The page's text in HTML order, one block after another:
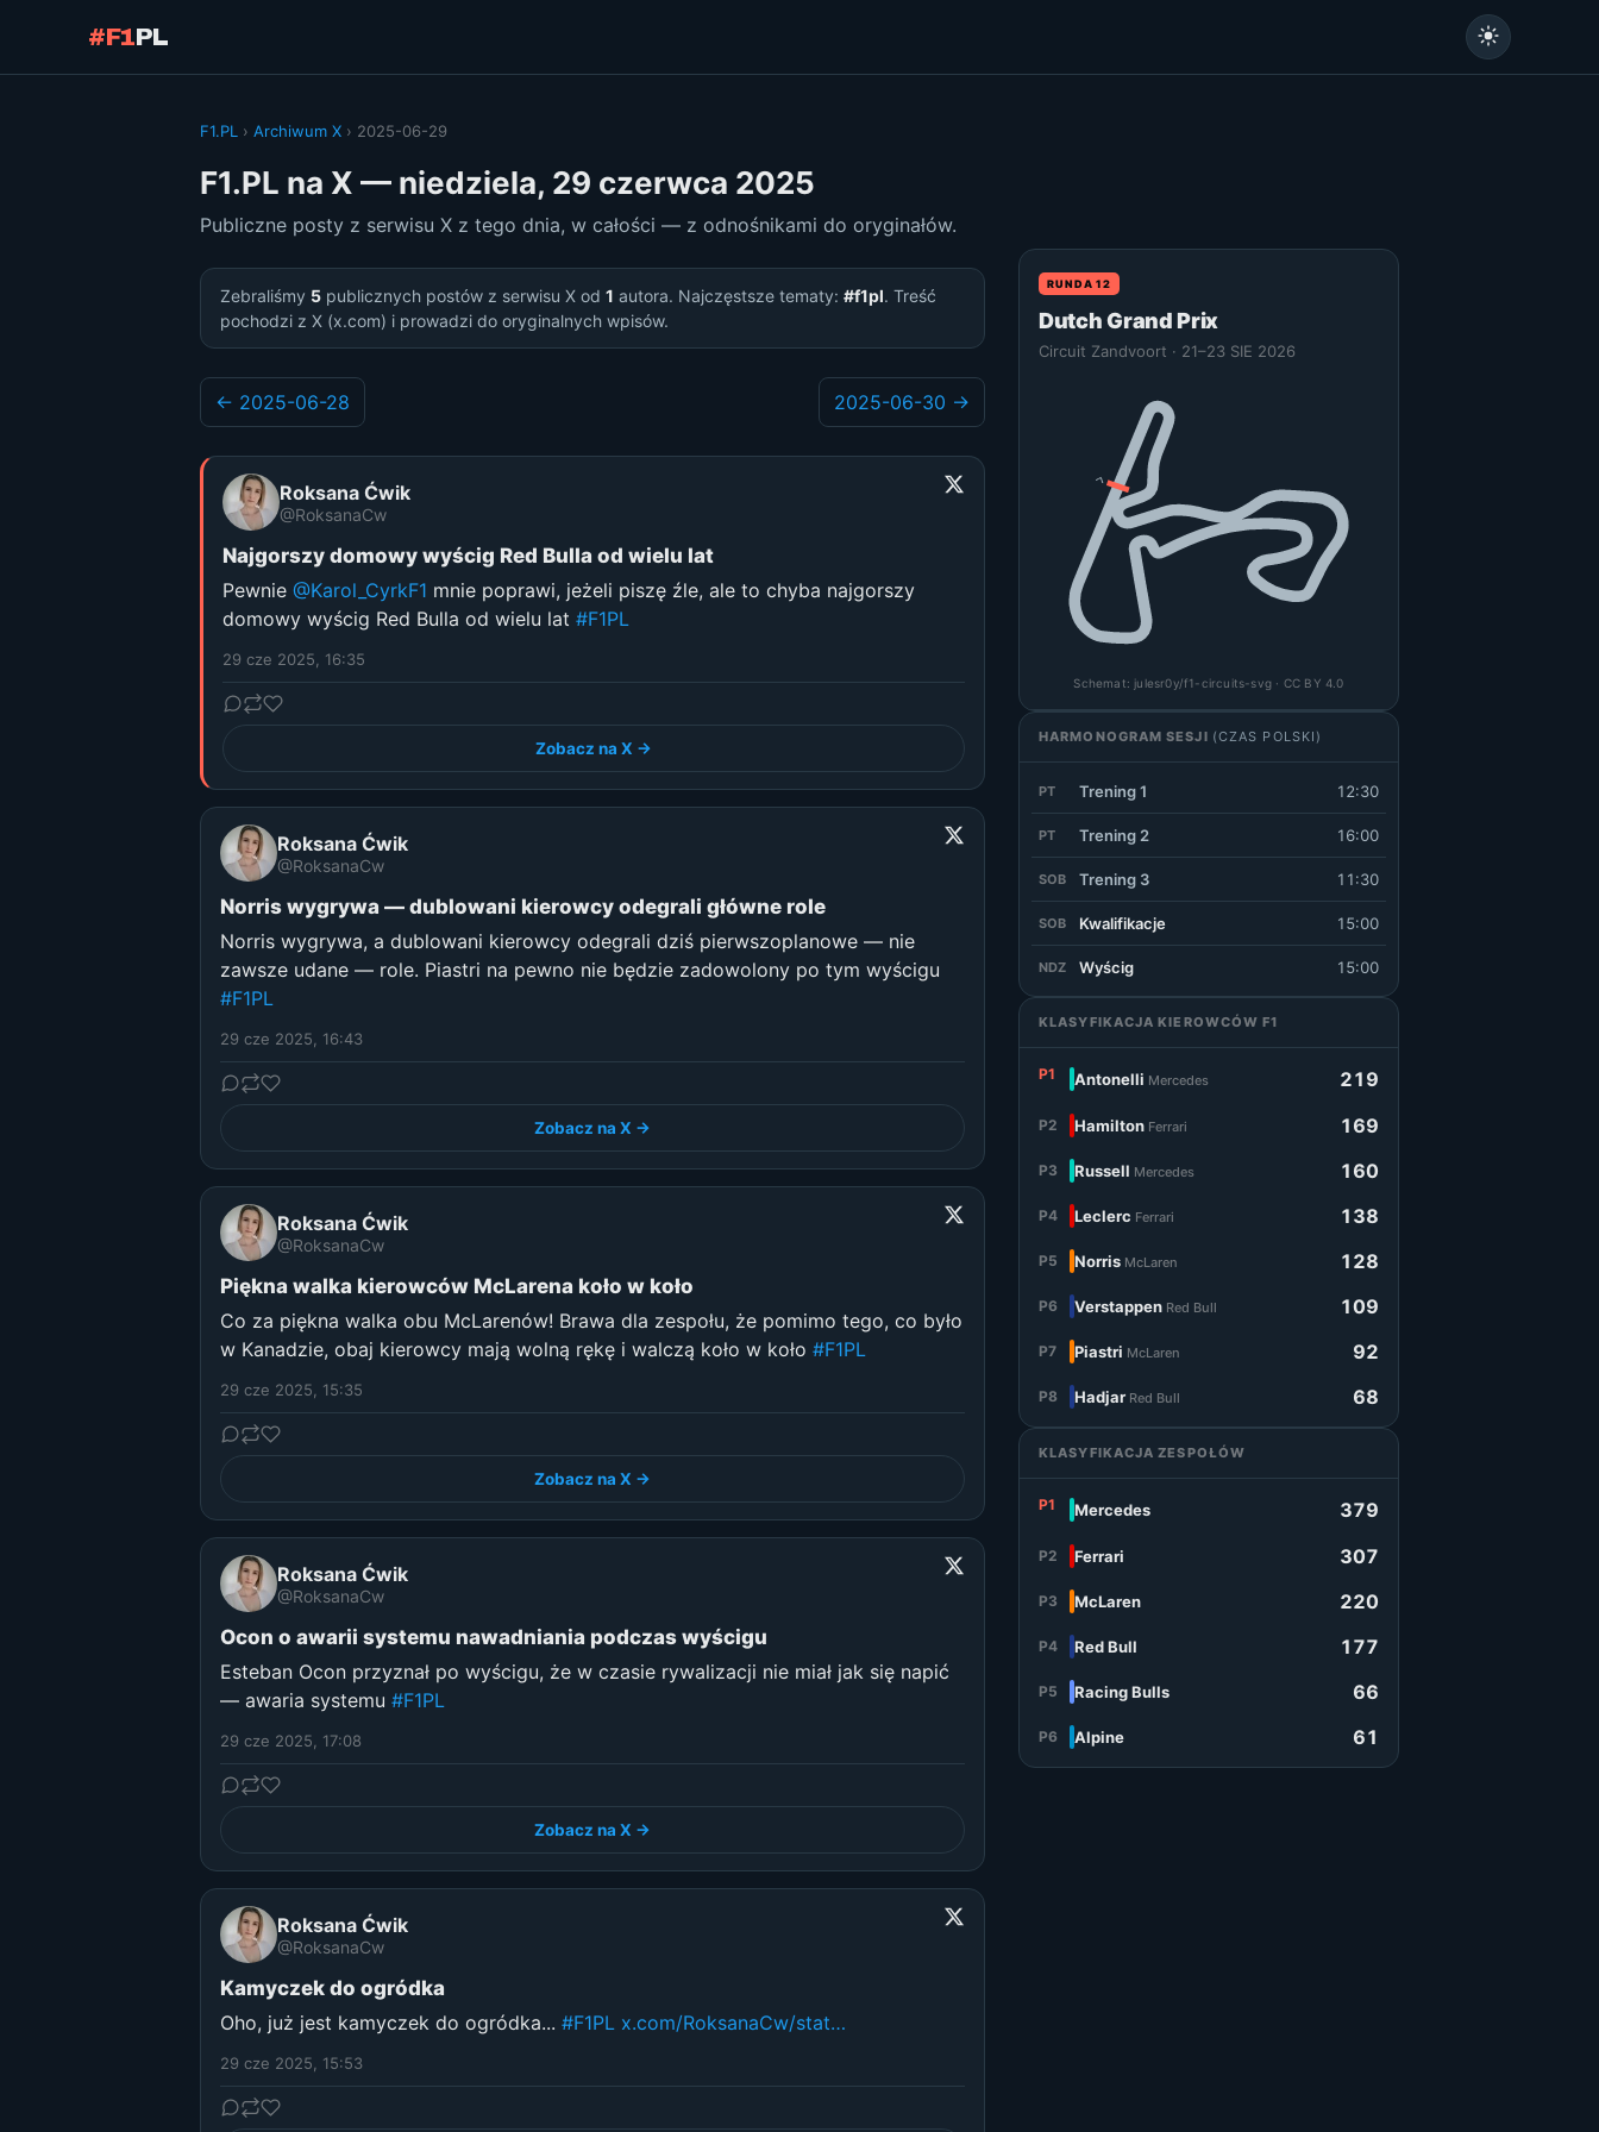
#F1PL
F1.PL › Archiwum X › 2025-06-29
F1.PL na X — niedziela, 29 czerwca 2025
Publiczne posty z serwisu X z tego dnia, w całości — z odnośnikami do oryginałów.
Zebraliśmy 5 publicznych postów z serwisu X od 1 autora. Najczęstsze tematy: #f1pl. Treść
pochodzi z X (x.com) i prowadzi do oryginalnych wpisów.
← 2025-06-28 2025-06-30 →
Roksana Ćwik
@RoksanaCw
Najgorszy domowy wyścig Red Bulla od wielu lat
Pewnie @Karol_CyrkF1 mnie poprawi, jeżeli piszę źle, ale to chyba najgorszy
domowy wyścig Red Bulla od wielu lat #F1PL
29 cze 2025, 16:35
Zobacz na X →
Roksana Ćwik
@RoksanaCw
Norris wygrywa — dublowani kierowcy odegrali główne role
Norris wygrywa, a dublowani kierowcy odegrali dziś pierwszoplanowe — nie
zawsze udane — role. Piastri na pewno nie będzie zadowolony po tym wyścigu
#F1PL
29 cze 2025, 16:43
Zobacz na X →
Roksana Ćwik
@RoksanaCw
Piękna walka kierowców McLarena koło w koło
Co za piękna walka obu McLarenów! Brawa dla zespołu, że pomimo tego, co było
w Kanadzie, obaj kierowcy mają wolną rękę i walczą koło w koło #F1PL
29 cze 2025, 15:35
Zobacz na X →
Roksana Ćwik
@RoksanaCw
Ocon o awarii systemu nawadniania podczas wyścigu
Esteban Ocon przyznał po wyścigu, że w czasie rywalizacji nie miał jak się napić
— awaria systemu #F1PL
29 cze 2025, 17:08
Zobacz na X →
Roksana Ćwik
@RoksanaCw
Kamyczek do ogródka
Oho, już jest kamyczek do ogródka... #F1PL x.com/RoksanaCw/stat…
29 cze 2025, 15:53
RUNDA 12
Dutch Grand Prix
Circuit Zandvoort · 21–23 SIE 2026
Schemat: julesr0y/f1-circuits-svg · CC BY 4.0
HARMONOGRAM SESJI (CZAS POLSKI)
PT Trening 1 12:30
PT Trening 2 16:00
SOB Trening 3 11:30
SOB Kwalifikacje 15:00
NDZ Wyścig 15:00
KLASYFIKACJA KIEROWCÓW F1
P1 Antonelli Mercedes 219
P2 Hamilton Ferrari 169
P3 Russell Mercedes 160
P4 Leclerc Ferrari 138
P5 Norris McLaren 128
P6 Verstappen Red Bull 109
P7 Piastri McLaren 92
P8 Hadjar Red Bull 68
KLASYFIKACJA ZESPOŁÓW
P1 Mercedes 379
P2 Ferrari 307
P3 McLaren 220
P4 Red Bull 177
P5 Racing Bulls 66
P6 Alpine 61